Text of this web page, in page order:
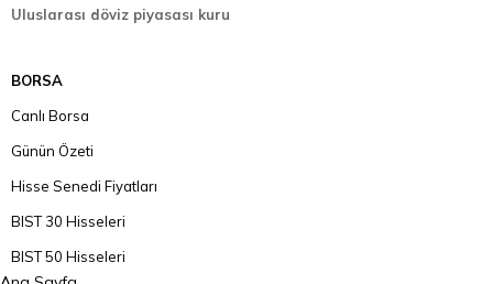
Uluslarası döviz piyasası kuru
BORSA
Canlı Borsa
Günün Özeti
Hisse Senedi Fiyatları
BIST 30 Hisseleri
BIST 50 Hisseleri